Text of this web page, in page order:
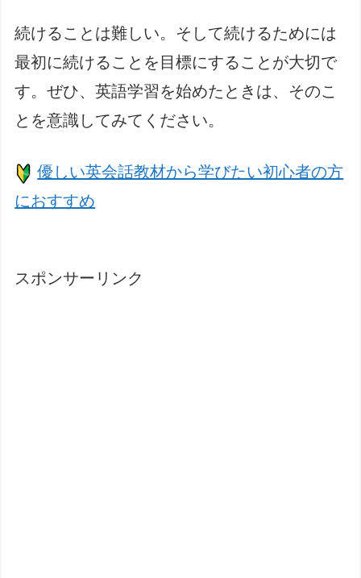
続けることは難しい。そして続けるためには
最初に続けることを目標にすることが大切で
す。ぜひ、英語学習を始めたときは、そのこ
とを意識してみてください。
優しい英会話教材から学びたい初心者の方
におすすめ
スポンサーリンク